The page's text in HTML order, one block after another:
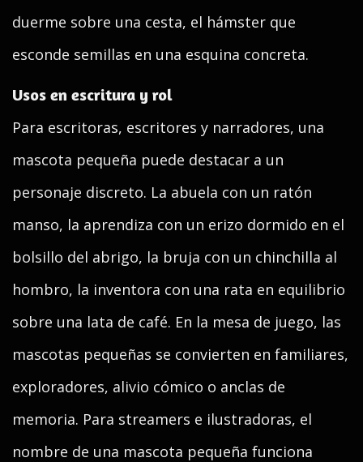
duerme sobre una cesta, el hámster que
esconde semillas en una esquina concreta.
Usos en escritura y rol
Para escritoras, escritores y narradores, una
mascota pequeña puede destacar a un
personaje discreto. La abuela con un ratón
manso, la aprendiza con un erizo dormido en el
bolsillo del abrigo, la bruja con un chinchilla al
hombro, la inventora con una rata en equilibrio
sobre una lata de café. En la mesa de juego, las
mascotas pequeñas se convierten en familiares,
exploradores, alivio cómico o anclas de
memoria. Para streamers e ilustradoras, el
nombre de una mascota pequeña funciona